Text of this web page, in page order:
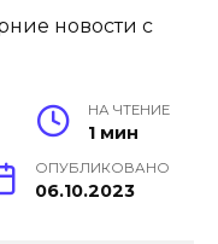
НА ЧТЕНИЕ
1 мин
ОПУБЛИКОВАНО
06.10.2023